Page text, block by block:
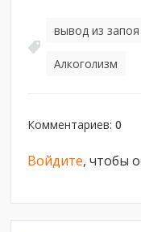
вывод из запоя
Алкоголизм
Комментариев:0
Войдите, чтобы